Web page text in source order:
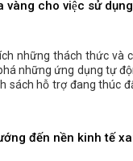
cho việc sử
những thách thức và
những ứng dụng tự
sách hỗ trợ đang thúc
đến nền kinh tế